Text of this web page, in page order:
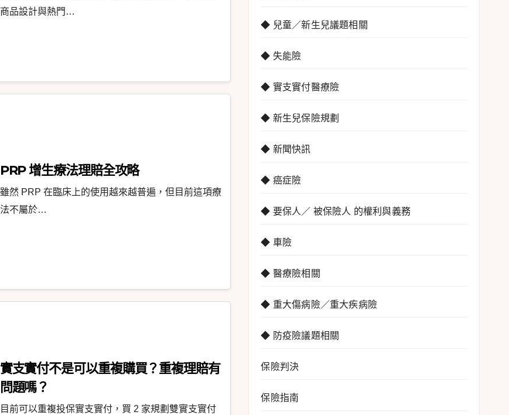
商品設計與熱門…
PRP 增生療法理賠全攻略
雖然 PRP 在臨床上的使用越來越普遍，但目前這項療
法不屬於…
實支實付不是可以重複購買？重複理賠有
問題嗎？
目前可以重複投保實支實付，買 2 家規劃雙實支實付
◆ 兒童／新生兒議題相關
◆ 失能險
◆ 實支實付醫療險
◆ 新生兒保險規劃
◆ 新聞快訊
◆ 癌症險
◆ 要保人／ 被保險人 的權利與義務
◆ 車險
◆ 醫療險相關
◆ 重大傷病險／重大疾病險
◆ 防疫險議題相關
保險判決
保險指南